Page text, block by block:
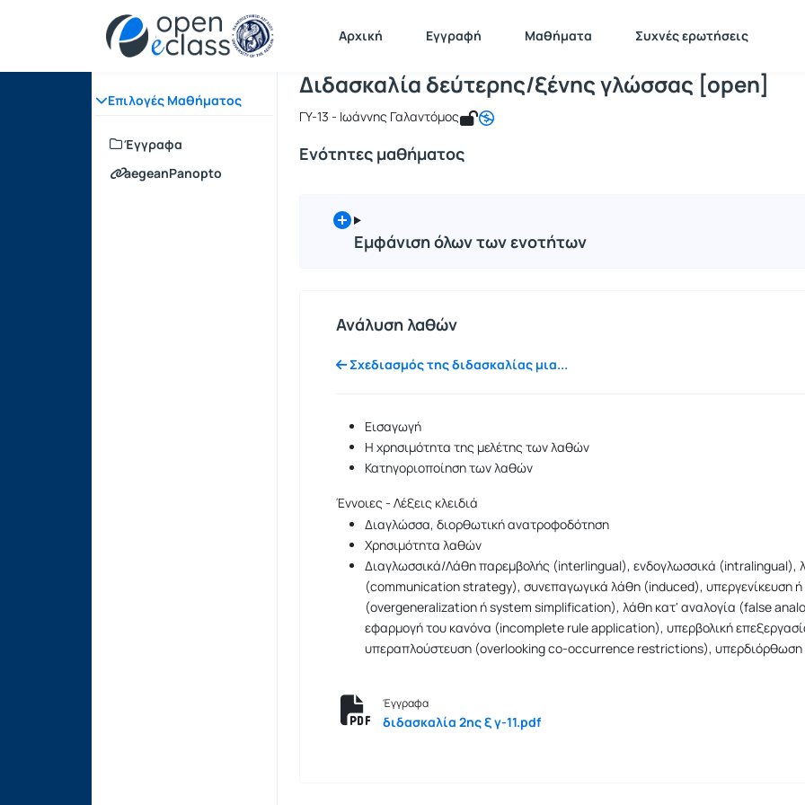
Αρχική Εγγραφή Μαθήματα Συχνές ερωτήσεις
Επιλογές Μαθήματος
Έγγραφα
aegeanPanopto
Αρχική Σελίδα Διδασκαλία δεύτερης/ξένης γλώσσας [open] Ενότητες
Μάθημα : Διδασκαλία δεύτερης/ξένης γλώσσας
Κωδικός : TMS151
Διδασκαλία δεύτερης/ξένης γλώσσας [open]
ΓΥ-13 - Ιωάννης Γαλαντόμος
Ενότητες μαθήματος
Εμφάνιση όλων των ενοτήτων
Ανάλυση λαθών
Σχεδιασμός της διδασκαλίας μια...
Εισαγωγή
Η χρησιμότητα της μελέτης των λαθών
Κατηγοριοποίηση των λαθών
Έννοιες - Λέξεις κλειδιά
Διαγλώσσα, διορθωτική ανατροφοδότηση
Χρησιμότητα λαθών
Διαγλωσσικά/Λάθη παρεμβολής (interlingual), ενδογλωσσικά (intralingual),
(communication strategy), συνεπαγωγικά λάθη (induced), υπεργενίκευση
(overgeneralization ή system simplification), λάθη κατ' αναλογία (false
εφαρμογή του κανόνα (incomplete rule application), υπερβολική
υπεραπλούστευση (overlooking co-occurrence restrictions),
Έγγραφα
διδασκαλία 2ης ξ γ-11.pdf